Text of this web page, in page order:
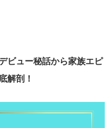
ビュー秘話から家族エピ
解剖！